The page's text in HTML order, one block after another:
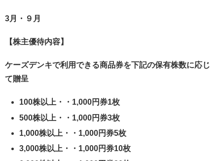
3月・９月
【株主優待内容】
ケーズデンキで利用できる商品券を下記の保有株数に応じ
て贈呈
100株以上・・1,000円券1枚
500株以上・・1,000円券3枚
1,000株以上・・1,000円券5枚
3,000株以上・・1,000円券10枚